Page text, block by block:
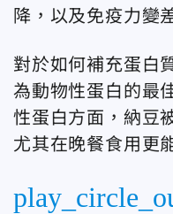
降，以及免疫力變
對於如何補充蛋白
為動物性蛋白的最
性蛋白方面，納豆
尤其在晚餐食用更